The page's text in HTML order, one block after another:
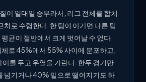
이 일대일 승부라서, 리그 전체를 합치
로 수렴한다. 한 팀이 이기면 다른 팀
균이 절반에서 크게 벗어날 수 없다.
체로 45%에서 55% 사이에 분포하고,
이를 두고 우열을 가린다. 한두 경기만
넘기거나 40% 밑으로 떨어지기도 하